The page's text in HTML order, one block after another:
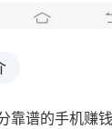
靠谱的手机赚